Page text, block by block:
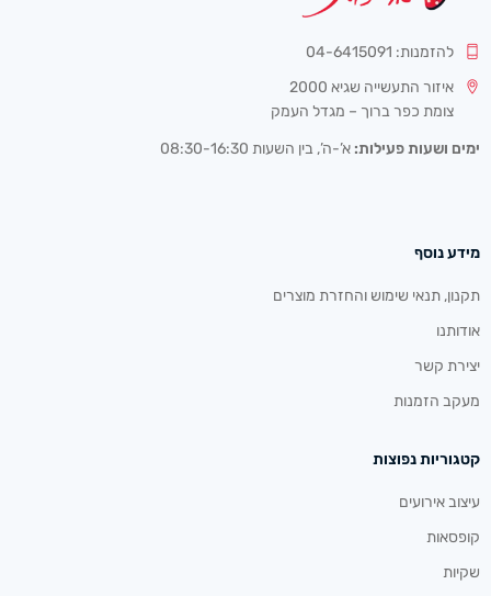
להזמנות: 04-6415091
איזור התעשייה שגיא 2000
צומת כפר ברוך – מגדל העמק
ימים ושעות פעילות: א’-ה’, בין השעות 08:30-16:30
מידע נוסף
תקנון, תנאי שימוש והחזרת מוצרים
אודותנו
יצירת קשר
מעקב הזמנות
קטגוריות נפוצות
עיצוב אירועים
קופסאות
שקיות